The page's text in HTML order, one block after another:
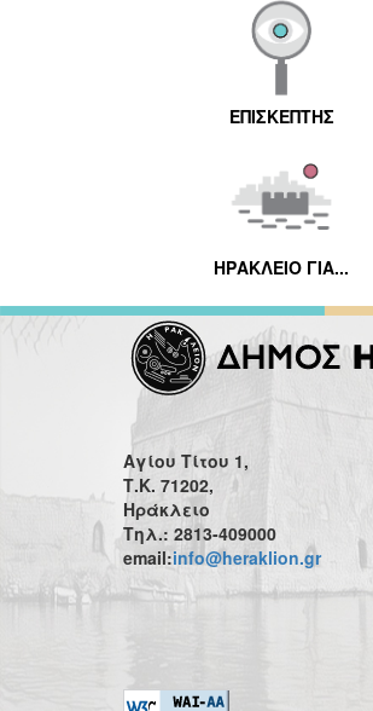
ΕΠΙΣΚΕΠΤΗΣ
ΗΡΑΚΛΕΙΟ ΓΙΑ...
Αγίου Τίτου 1,
Τ.Κ. 71202,
Ηράκλειο
Τηλ.: 2813-409000
email:info@heraklion.gr